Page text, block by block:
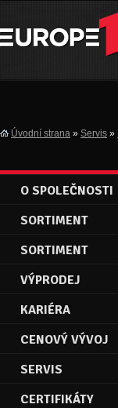
Úvodní strana » Servis »
O SPOLEČNOSTI
SORTIMENT
SORTIMENT
VÝPRODEJ
KARIÉRA
CENOVÝ VÝVOJ
SERVIS
CERTIFIKÁTY